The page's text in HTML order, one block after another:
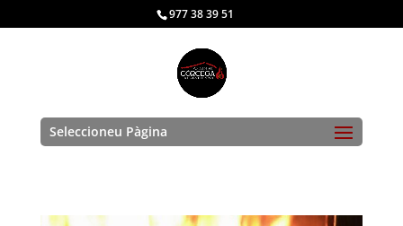
977 38 39 51
Seleccioneu Pàgina